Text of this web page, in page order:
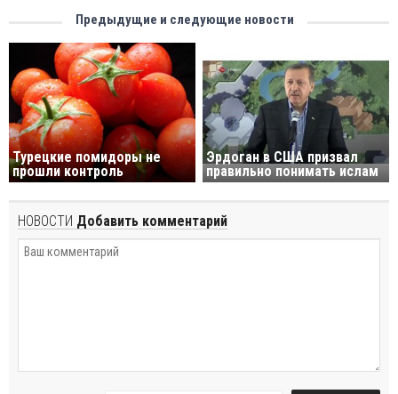
Предыдущие и следующие новости
Турецкие помидоры не
прошли контроль
Эрдоган в США призвал
правильно понимать ислам
НОВОСТИ Добавить комментарий